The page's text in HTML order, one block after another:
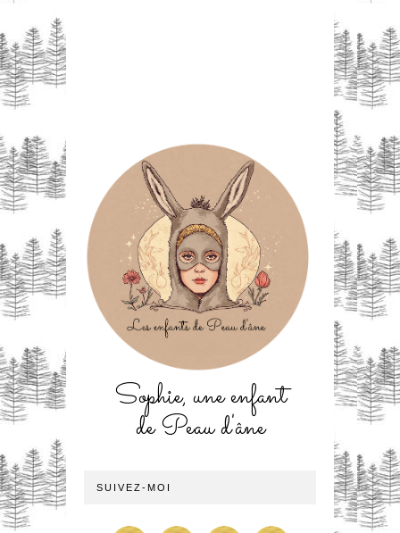
Sophie, une enfant
de Peau d'âne
SUIVEZ-MOI